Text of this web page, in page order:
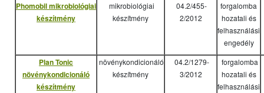
Phomobil mikrobiológiai
készítmény
mikrobiológiai
készítmény
04.2/455-
2/2012
forgalomba
hozatali és
felhasználási
engedély
Plan Tonic
növénykondicionáló
készítmény
növénykondicionáló
készítmény
04.2/1279-
3/2012
forgalomba
hozatali és
felhasználási